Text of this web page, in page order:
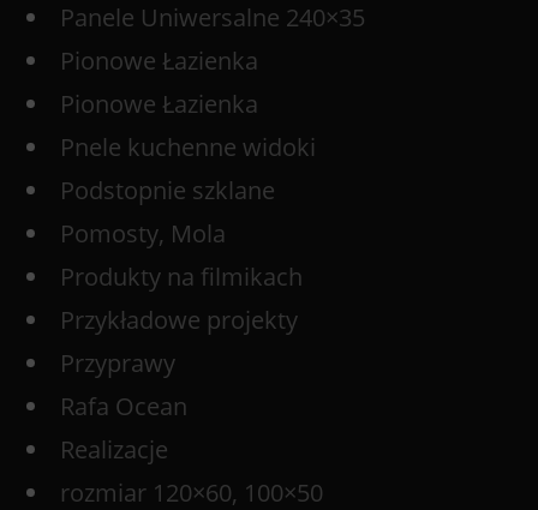
Panele Uniwersalne 240×35
Pionowe Łazienka
Pionowe Łazienka
Pnele kuchenne widoki
Podstopnie szklane
Pomosty, Mola
Produkty na filmikach
Przykładowe projekty
Przyprawy
Rafa Ocean
Realizacje
rozmiar 120×60, 100×50